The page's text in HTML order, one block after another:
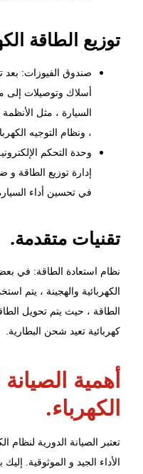
توزيع الطاقة
صندوق الفيوزات: بعد
أسلاك وتوصيلات إلى
السيارة ، مثل الأنظمة
، ونظام التوجيه
إدارة توزيع الطاقة و
في تحسين أداء
تقنيات متقدمة.
نظام استعادة الطاقة: في
الكهربائية والهجينة ، يتم
الطاقة ، حيث يتم تحويل
كهربائية تعيد شحن البطارية.
أهمية
الكهرباء.
تعتبر الصيانة الدورية لنظام
الأداء الجيد و الموثوقية.